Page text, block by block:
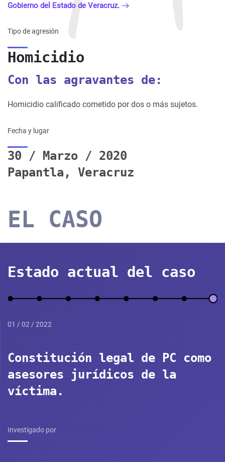
Gobierno del Estado de Veracruz.
Tipo de agresión
Homicidio
Con las agravantes de:
Homicidio calificado cometido por dos o más sujetos.
Fecha y lugar
30 / Marzo / 2020
Papantla, Veracruz
EL CASO
Estado actual del caso
01 / 02 / 2022
Constitución legal de PC como
asesores jurídicos de la
víctima.
Investigado por